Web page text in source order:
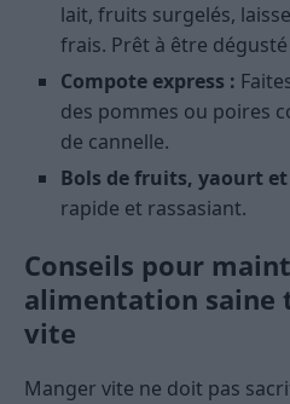
lait, fruits surgelés,
frais. Prêt à être
Compote express :
des pommes ou poires
de cannelle.
Bols de fruits, yaourt
rapide et rassasiant.
Conseils pour
alimentation saine
vite
Manger vite ne doit pas